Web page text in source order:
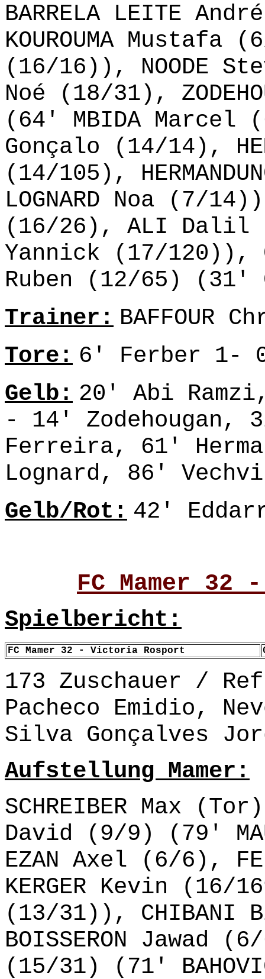
BARRELA LEITE
KOUROUMA
(16/16)), NOODE
Noé (18/31),
(64' MBIDA Marcel
Gonçalo (14/14),
(14/105),
LOGNARD Noa (7/
(16/26), ALI Dalil
Yannick (17/120)),
Ruben (12/65) (31'
Trainer: BAFFOUR
Tore: 6' Ferber 1-
Gelb: 20' Abi
- 14'
Ferreira, 61'
Lognard, 86'
Gelb/Rot: 42'
FC Mamer
Spielbericht:
FC Mamer 32 - Victoria Rosport
173 Zuschauer /
Pacheco Emidio,
Silva Gonçalves
Aufstellung Mamer:
SCHREIBER Max
David (9/9) (79'
EZAN Axel (6/6),
KERGER Kevin (16/
(13/31)),
BOISSERON Jawad
(15/31) (71'